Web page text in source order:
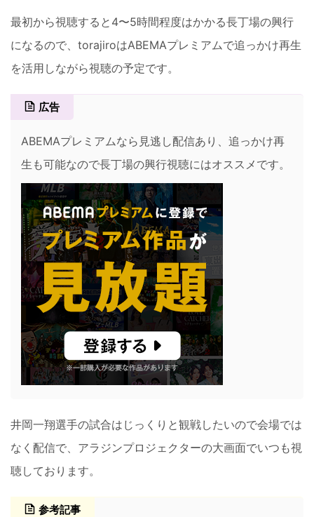
最初から視聴すると4〜5時間程度はかかる長丁場の興行
になるので、torajiroはABEMAプレミアムで追っかけ再生
を活用しながら視聴の予定です。
広告
ABEMAプレミアムなら見逃し配信あり、追っかけ再
生も可能なので長丁場の興行視聴にはオススメです。
井岡一翔選手の試合はじっくりと観戦したいので会場では
なく配信で、アラジンプロジェクターの大画面でいつも視
聴しております。
参考記事